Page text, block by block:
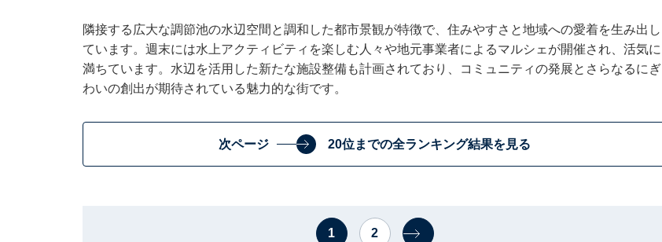
隣接する広大な調節池の水辺空間と調和した都市景観が特徴で、住みやすさと地域への愛着を生み出し
ています。週末には水上アクティビティを楽しむ人々や地元事業者によるマルシェが開催され、活気に
満ちています。水辺を活用した新たな施設整備も計画されており、コミュニティの発展とさらなるにぎ
わいの創出が期待されている魅力的な街です。
次ページ 20位までの全ランキング結果を見る
1 2